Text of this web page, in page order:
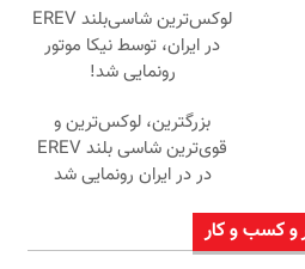
لوکس‌ترین شاسی‌بلند EREV
در ایران، توسط نیکا موتور
رونمایی شد!
بزرگترین، لوکس‌ترین و
قوی‌ترین شاسی بلند EREV
در در ایران رونمایی شد
و کسب و کار